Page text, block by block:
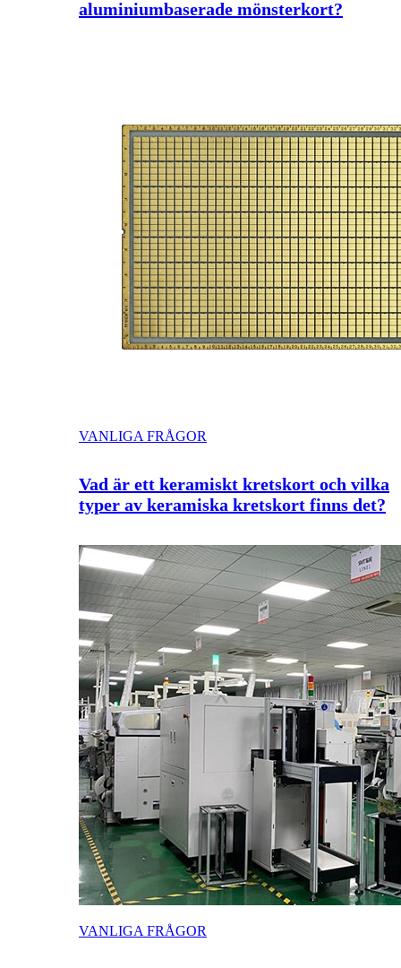
aluminiumbaserade mönsterkort?
VANLIGA FRÅGOR
Vad är ett keramiskt kretskort och vilka
typer av keramiska kretskort finns det?
VANLIGA FRÅGOR